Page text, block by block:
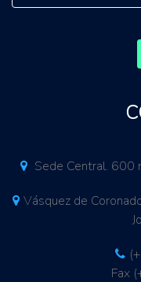
Sede Central. 600
Vásquez de
Fax